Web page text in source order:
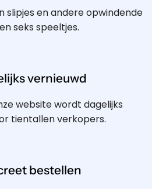
slipjes en andere opwindende
seks speeltjes.
vernieuwd
website wordt dagelijks
tientallen verkopers.
bestellen